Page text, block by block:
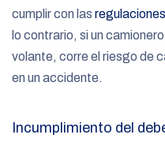
cumplir con las
lo contrario, si un
volante, corre el riesgo de
en un accidente.
Incumplimiento del